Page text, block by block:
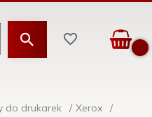
do drukarek Xerox